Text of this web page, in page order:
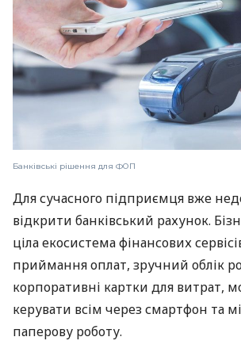
Банківські рішення для ФОП
Для сучасного підприємця вже
відкрити банківський рахунок.
ціла екосистема фінансових
приймання оплат, зручний облік
корпоративні картки для витрат,
керувати всім через смартфон та
паперову роботу.